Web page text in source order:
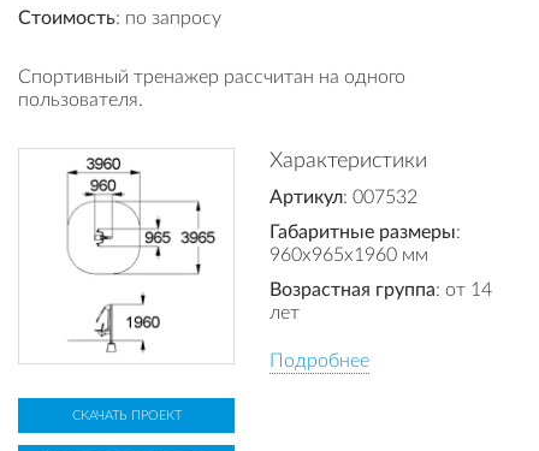
Стоимость: по запросу
Спортивный тренажер рассчитан на одного
пользователя.
Характеристики
Артикул: 007532
Габаритные размеры:
960x965x1960 мм
Возрастная группа: от 14
лет
Подробнее
СКАЧАТЬ ПРОЕКТ